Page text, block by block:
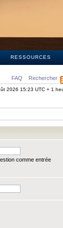
RESSOURCES
FAQ Rechercher
2026 15:23 UTC + 1
comme entrée